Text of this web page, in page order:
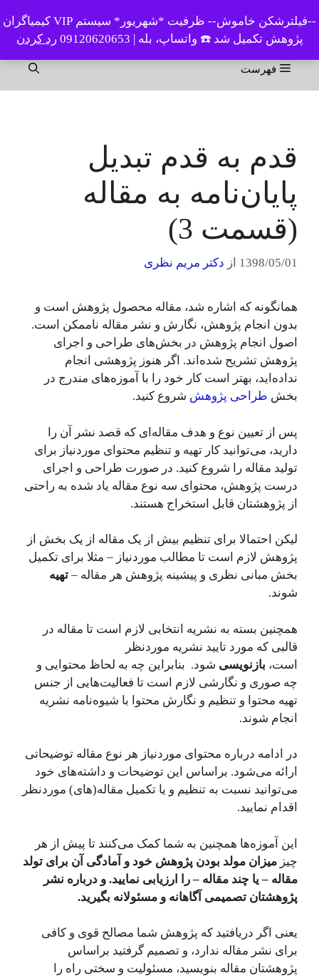
--فیلترشکن خاموش-- ظرفیت *شهریور* سیستم VIP کیمیاگران
پژوهش تکمیل شد ☎️ واتساپ، بله | 09120620653
رد کردن
به
محتوا
فهرست
قدم به قدم تبدیل
پایان‌نامه به مقاله
(قسمت 3)
1398/05/01 از دکتر مریم نظری
همانگونه که اشاره شد، مقاله محصول پژوهش است و
بدون انجام پژوهش، نگارش و نشر مقاله ناممکن است.
اصول انجام پژوهش در بخش‌های طراحی و اجرای
پژوهش تشریح شده‌اند. اگر هنوز پژوهشی انجام
نداده‌اید، بهتر است کار خود را با آموزه‌های مندرج در
بخش طراحی پژوهش شروع کنید.
پس از تعیین نوع و هدف مقاله‌‌ای که قصد نشر آن را
دارید، می‌توانید کار تهیه و تنظیم محتوای موردنیاز برای
تولید مقاله‌ را شروع کنید. در صورت طراحی و اجرای
درست پژوهش، محتوای سه نوع مقاله یاد شده به راحتی
از پژوهشتان قابل استخراج هستند.
لیکن احتمالا برای تنظیم بیش از یک مقاله از یک بخش از
پژوهش لازم است تا مطالب موردنیاز – مثلا برای تکمیل
بخش مبانی نظری و پیشینه پژوهش هر مقاله – تهیه
شوند.
همچنین بسته به نشریه انتخابی لازم است تا مقاله در
قالبی که مورد تایید نشریه موردنظر
است، بازنویسی شود. بنابراین چه به لحاظ محتوایی و
چه صوری و نگارشی لازم است تا فعالیت‌هایی از جنس
تهیه محتوا و تنظیم و نگارش محتوا با شیوه‌نامه نشریه
انجام شوند.
در ادامه درباره محتوای موردنیاز هر نوع مقاله توضیحاتی
ارائه می‌شود. براساس این توضیحات و داشته‌های خود
می‌توانید نسبت به تنظیم و یا تکمیل مقاله(های) موردنظر
اقدام نمایید.
این آموزه‌ها همچنین به شما کمک می‌کنند تا پیش از هر
چیز میزان مولد بودن پژوهش خود و آمادگی آن برای تولد
مقاله – یا چند مقاله – را ارزیابی نمایید. و درباره نشر
پژوهشتان تصمیمی آگاهانه و مسئولانه بگیرید.
یعنی اگر دریافتید که پژوهش شما مصالح قوی و کافی
برای نشر مقاله ندارد، و تصمیم گرفتید براساس
پژوهشتان مقاله بنویسید، مسئولیت و سختی راه را